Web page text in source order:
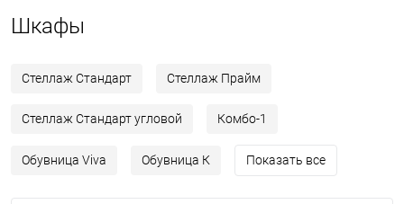
Шкафы
Стеллаж Стандарт Стеллаж Прайм
Стеллаж Стандарт угловой Комбо-1
Обувница Viva Обувница К Показать все